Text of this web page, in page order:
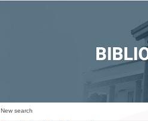
New search